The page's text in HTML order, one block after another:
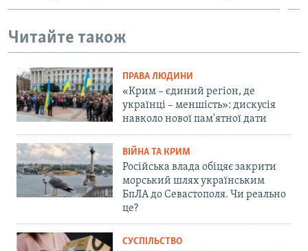
Читайте також
ПРАВА ЛЮДИНИ
«Крим – єдиний регіон, де
українці – меншість»: дискусія
навколо нової пам'ятної дати
ВІЙНА ТА КРИМ
Російська влада обіцяє закрити
морський шлях українським
БпЛА до Севастополя. Чи реально
це?
СУСПІЛЬСТВО